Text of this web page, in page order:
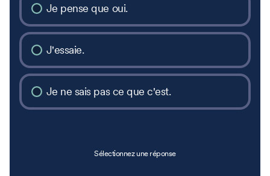
Je pense que oui.
J'essaie.
Je ne sais pas ce que c'est.
Sélectionnez une réponse